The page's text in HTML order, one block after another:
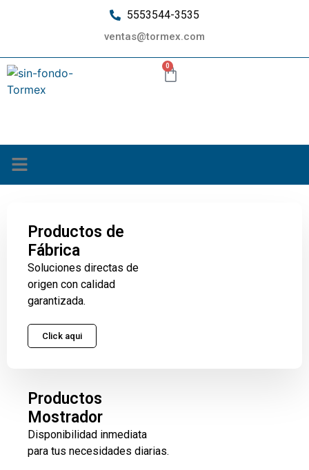
5553544-3535
ventas@tormex.com
0
Productos de
Fábrica
Soluciones directas de
origen con calidad
garantizada.
Click aqui
Productos
Mostrador
Disponibilidad inmediata
para tus necesidades diarias.